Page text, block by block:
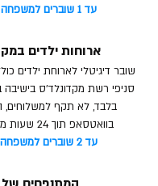
עד 1 שוברים למשפחה בחלוקה.
ארוחות ילדים
שובר דיגיטלי לארוחת ילדים
סניפי רשת מקדונלד'ס ב
בלבד, לא תקף למשלוחים,
בוואטסאפ תוך 24 שעות מרגע החלוקה.
עד 2 שוברים למשפחה בחלוקה.